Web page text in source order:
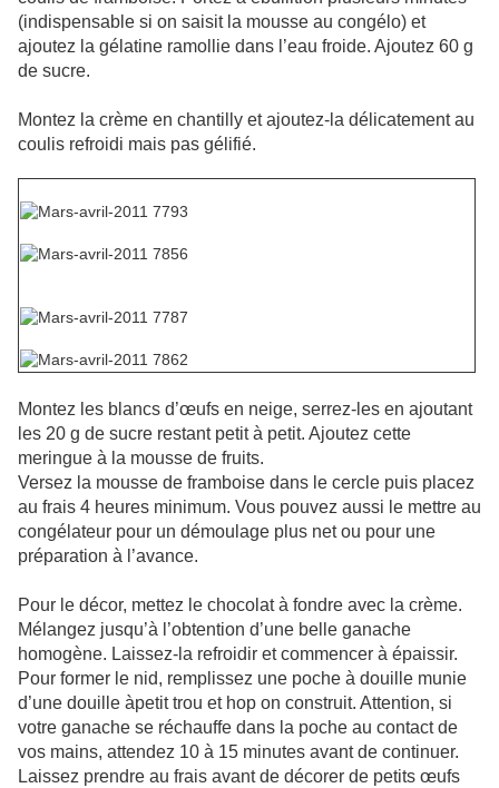
(indispensable si on saisit la mousse au congélo) et
ajoutez la gélatine ramollie dans l’eau froide. Ajoutez 60 g
de sucre.
Montez la crème en chantilly et ajoutez-la délicatement au
coulis refroidi mais pas gélifié.
Montez les blancs d’œufs en neige, serrez-les en ajoutant
les 20 g de sucre restant petit à petit. Ajoutez cette
meringue à la mousse de fruits.
Versez la mousse de framboise dans le cercle puis placez
au frais 4 heures minimum. Vous pouvez aussi le mettre au
congélateur pour un démoulage plus net ou pour une
préparation à l’avance.
Pour le décor, mettez le chocolat à fondre avec la crème.
Mélangez jusqu’à l’obtention d’une belle ganache
homogène. Laissez-la refroidir et commencer à épaissir.
Pour former le nid, remplissez une poche à douille munie
d’une douille àpetit trou et hop on construit. Attention, si
votre ganache se réchauffe dans la poche au contact de
vos mains, attendez 10 à 15 minutes avant de continuer.
Laissez prendre au frais avant de décorer de petits œufs